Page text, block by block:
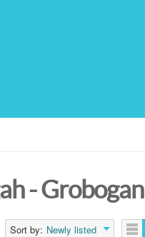
- Grobogan
Sort by: Newly listed